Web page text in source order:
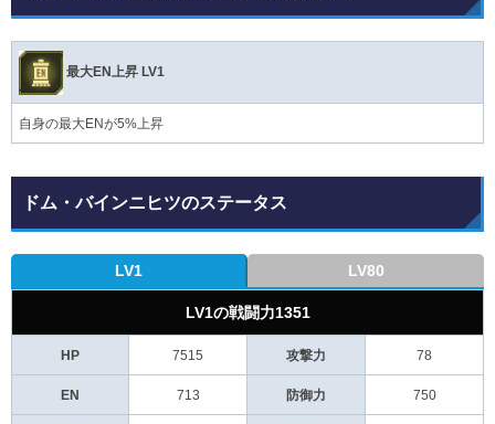
最大EN上昇 LV1
自身の最大ENが5%上昇
ドム・バインニヒツのステータス
LV1 LV80
LV1の戦闘力1351
HP 7515 攻撃力 78
EN 713 防御力 750